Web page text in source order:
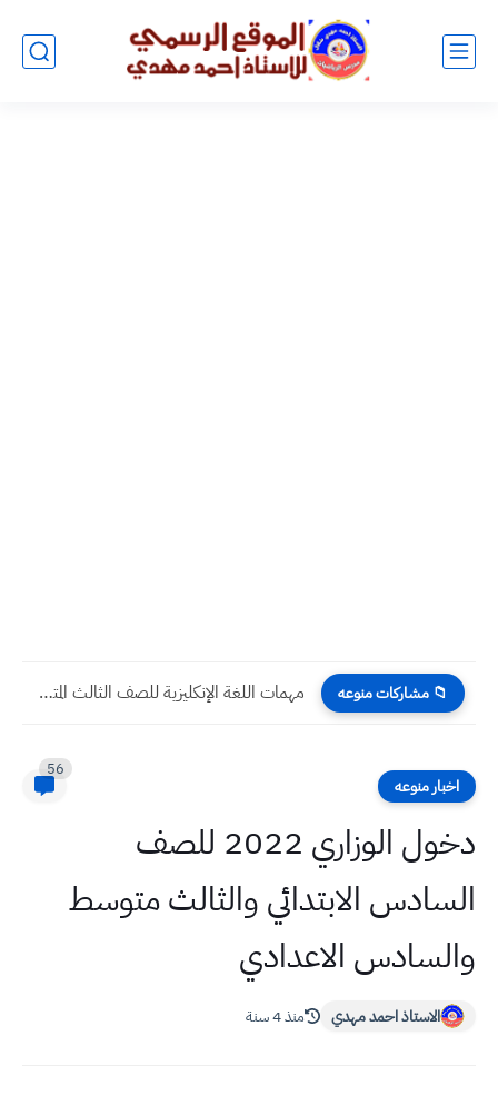
📁 مشاركات منوعه مهمات اللغة الإنكليزية للصف الثالث المتوسط الامتحان الوزاري
اخبار منوعه
56
دخول الوزاري 2022 للصف
السادس الابتدائي والثالث متوسط
والسادس الاعدادي
الاستاذ احمد مهدي منذ 4 سنة